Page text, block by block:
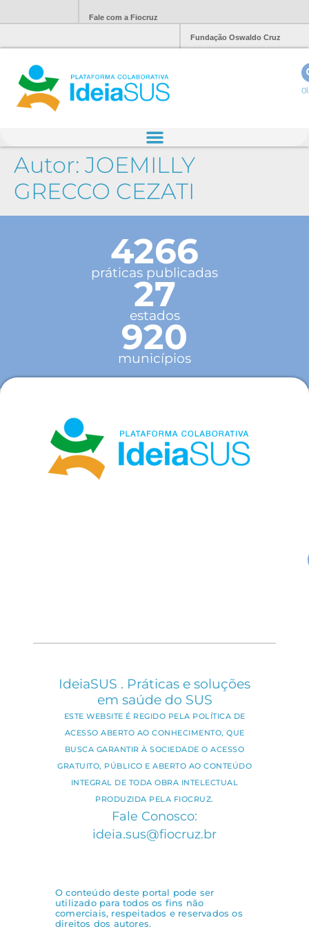
Fale com a Fiocruz
Fundação Oswaldo Cruz
Autor: JOEMILLY
GRECCO CEZATI
4266
práticas publicadas
27
estados
920
municípios
IdeiaSUS . Práticas e soluções
em saúde do SUS
ESTE WEBSITE É REGIDO PELA POLÍTICA DE
ACESSO ABERTO AO CONHECIMENTO, QUE
BUSCA GARANTIR À SOCIEDADE O ACESSO
GRATUITO, PÚBLICO E ABERTO AO CONTEÚDO
INTEGRAL DE TODA OBRA INTELECTUAL
PRODUZIDA PELA FIOCRUZ.
Fale Conosco:
ideia.sus@fiocruz.br
O conteúdo deste portal pode ser
utilizado para todos os fins não
comerciais, respeitados e reservados os
direitos dos autores.